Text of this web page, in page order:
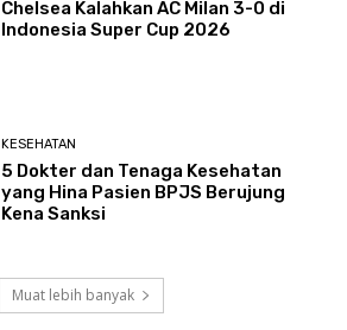
Chelsea Kalahkan AC Milan 3-0 di
Indonesia Super Cup 2026
KESEHATAN
5 Dokter dan Tenaga Kesehatan
yang Hina Pasien BPJS Berujung
Kena Sanksi
Muat lebih banyak